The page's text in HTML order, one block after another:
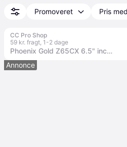
Promoveret Pris
CC Pro Shop
59 kr. fragt, 1-2 dage
Phoenix Gold Z65CX 6.5" inch 16cm 160 Watts
Annonce